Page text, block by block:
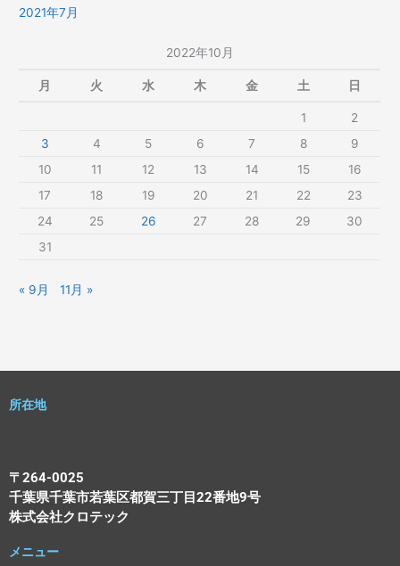
2021年7月
2022年10月
月 火 水 木 金 土 日
1
2
3
4 5 6 7 8
9
10
11 12 13 14 15
16
17
18 19 20 21 22
23
24
25 26 27 28 29
30
31
« 9月 11月 »
所在地
〒264-0025
千葉県千葉市若葉区都賀三丁目22番地9号
株式会社クロテック
メニュー